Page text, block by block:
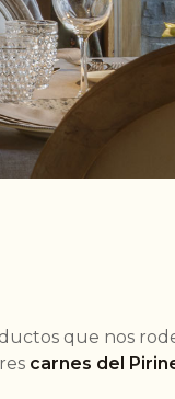
que nos
carnes del